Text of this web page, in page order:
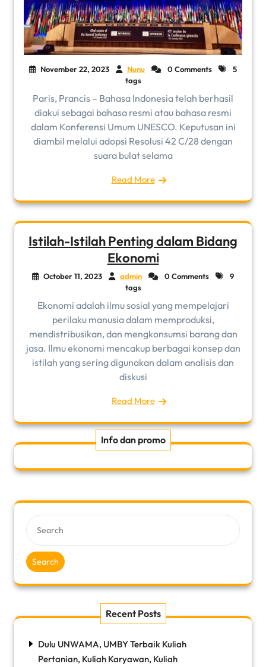
November 22, 2023 Nunu 0 Comments
5
tags
Paris, Prancis – Bahasa Indonesia telah berhasil
diakui sebagai bahasa resmi atau bahasa resmi
dalam Konferensi Umum UNESCO. Keputusan ini
diambil melalui adopsi Resolusi 42 C/28 dengan
suara bulat selama
Read More
Istilah-Istilah Penting dalam Bidang
Ekonomi
October 11, 2023 admin 0 Comments
9
tags
Ekonomi adalah ilmu sosial yang mempelajari
perilaku manusia dalam memproduksi,
mendistribusikan, dan mengkonsumsi barang dan
jasa. Ilmu ekonomi mencakup berbagai konsep dan
istilah yang sering digunakan dalam analisis dan
diskusi
Read More
Info dan promo
Search
Recent Posts
Dulu UNWAMA, UMBY Terbaik Kuliah
Pertanian, Kuliah Karyawan, Kuliah